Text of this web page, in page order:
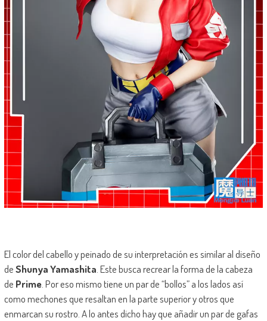
El color del cabello y peinado de su interpretación es similar al diseño
deShunya Yamashita . Este busca recrear la forma de la cabeza
de Prime. Por eso mismo tiene un par de “bollos” a los lados así
como mechones que resaltan en la parte superior y otros que
enmarcan su rostro. A lo antes dicho hay que añadir un par de gafas